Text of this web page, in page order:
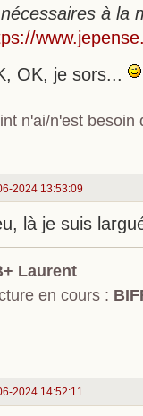
à la
OK, je sors...
n'ai/n'est besoin
2024 13:53:09
là je suis
Laurent
en cours :
2024 14:52:11